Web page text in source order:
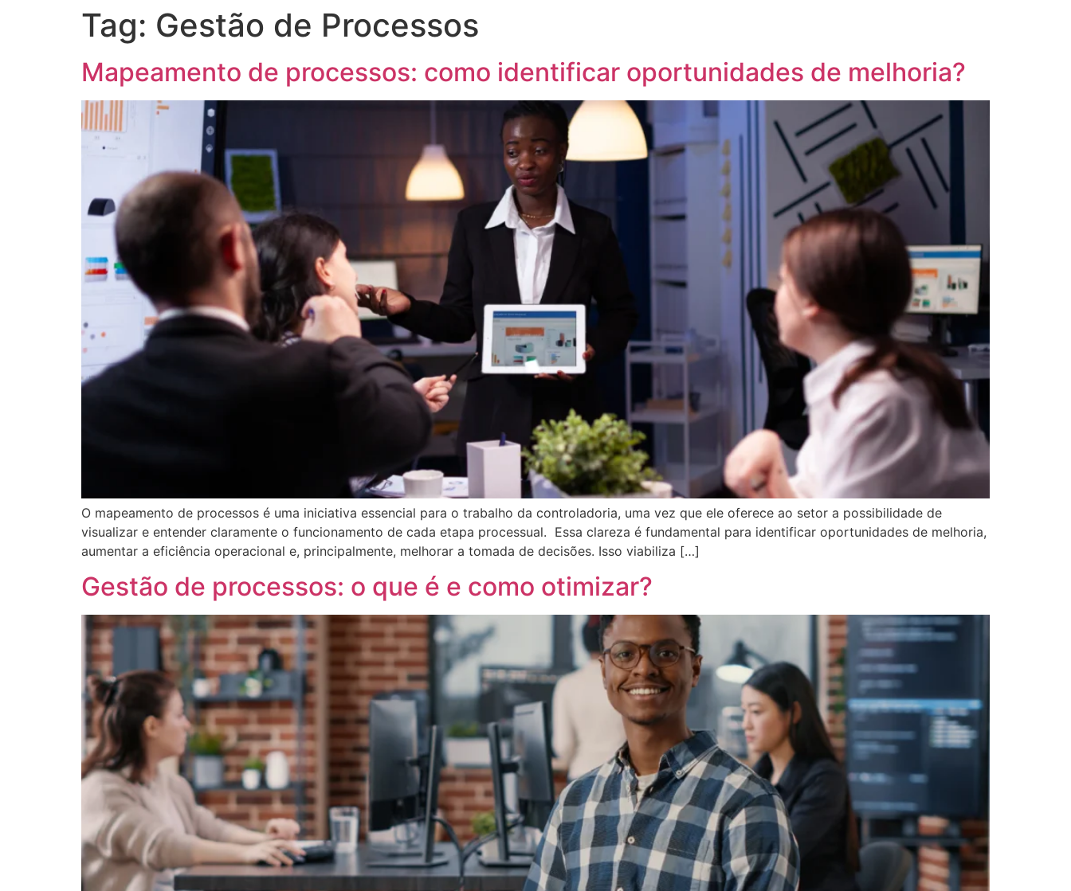
Tag: Gestão de Processos
Mapeamento de processos: como identificar oportunidades de melhoria?
O mapeamento de processos é uma iniciativa essencial para o trabalho da controladoria, uma vez que ele oferece ao setor a possibilidade de
visualizar e entender claramente o funcionamento de cada etapa processual. Essa clareza é fundamental para identificar oportunidades de melhoria,
aumentar a eficiência operacional e, principalmente, melhorar a tomada de decisões. Isso viabiliza […]
Gestão de processos: o que é e como otimizar?